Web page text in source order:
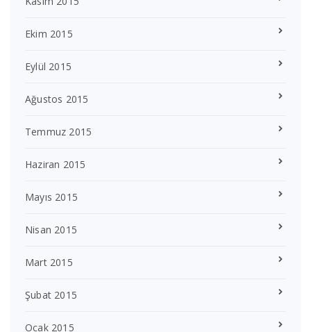
Ekim 2015
Eylül 2015
Ağustos 2015
Temmuz 2015
Haziran 2015
Mayıs 2015
Nisan 2015
Mart 2015
Şubat 2015
Ocak 2015